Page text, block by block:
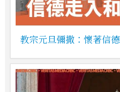
教宗元旦彌撒：懷著信